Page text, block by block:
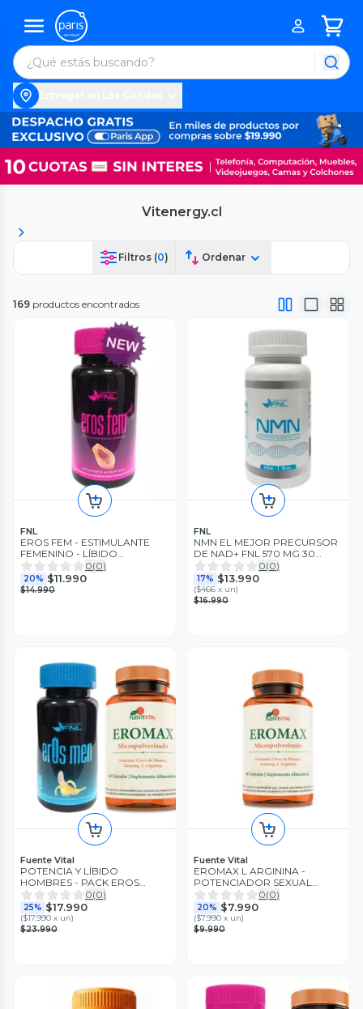
Vitenergy.cl
Filtros (0) Ordenar
169 productos encontrados
FNL
EROS FEM - ESTIMULANTE
FEMENINO - LÍBIDO
VITALIDAD
0(0)
20% $11.990
$14.990
FNL
NMN EL MEJOR PRECURSOR
DE NAD+ FNL 570 MG 30
CÁPSULAS
0(0)
17% $13.990
($466 x un)
$16.990
Fuente Vital
POTENCIA Y LÍBIDO
HOMBRES - PACK EROS
MEN+ EROMAX - Cápsulas
0(0)
25% $17.990
($17.990 x un)
$23.990
Fuente Vital
EROMAX L ARGININA -
POTENCIADOR SEXUAL
HOMBRE - 60 CÁPSULAS
0(0)
20% $7.990
($7.990 x un)
$9.990